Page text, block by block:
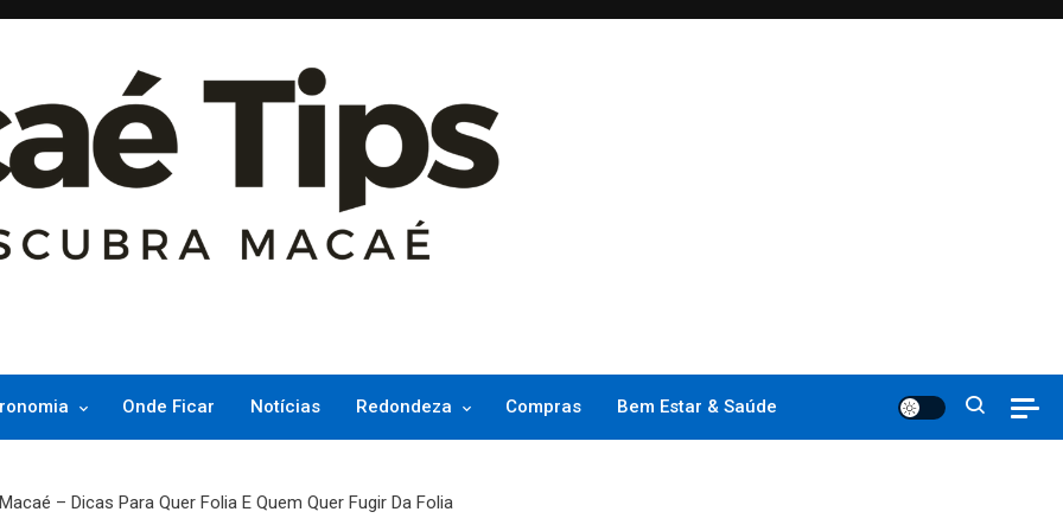
Onde Ficar Notícias Redondeza Compras Bem Estar & Saúde
– Dicas Para Quer Folia E Quem Quer Fugir Da Folia